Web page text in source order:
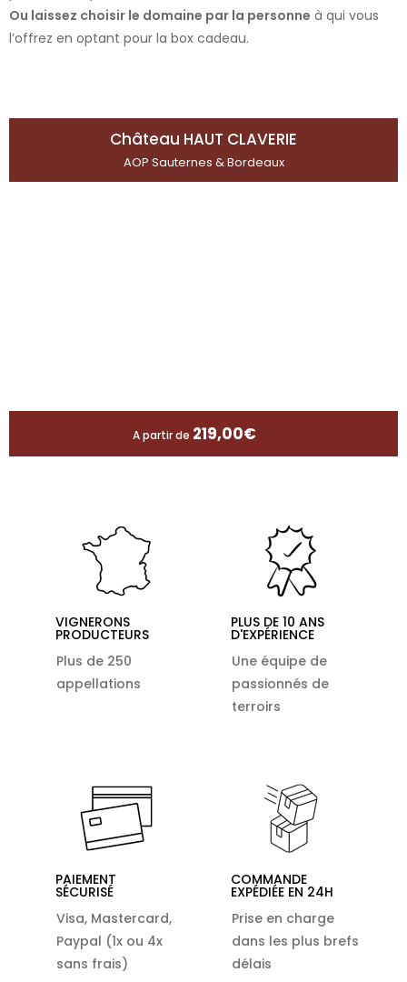
Ou laissez choisir le domaine par la personne à qui vous
l’offrez en optant pour la box cadeau.
Château HAUT CLAVERIE
AOP Sauternes & Bordeaux
A partir de 219,00€
VIGNERONS
PRODUCTEURS
Plus de 250
appellations
PLUS DE 10 ANS
D'EXPÉRIENCE
Une équipe de
passionnés de
terroirs
PAIEMENT
SÉCURISÉ
Visa, Mastercard,
Paypal (1x ou 4x
sans frais)
COMMANDE
EXPÉDIÉE EN 24H
Prise en charge
dans les plus brefs
délais